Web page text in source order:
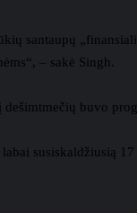
santaupų
– sakė Singh.
buvo
susiskaldžiusią